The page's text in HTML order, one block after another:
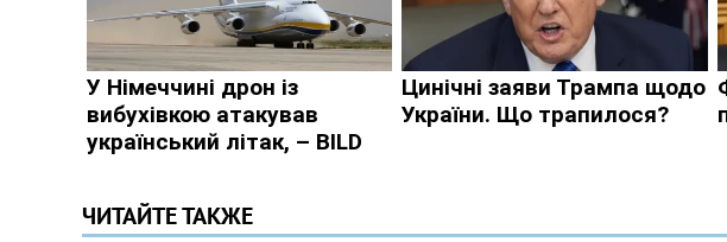
ЧИТАЙТЕ ТАКЖЕ